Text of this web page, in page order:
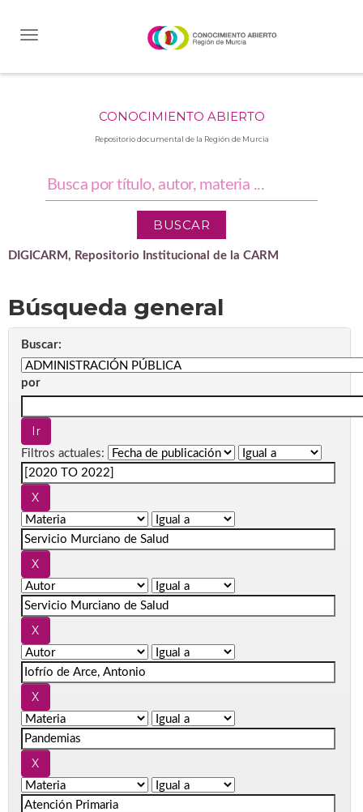
CONOCIMIENTO ABIERTO
Repositorio documental de la Región de Murcia
DIGICARM, Repositorio Institucional de la CARM
Búsqueda general
Buscar:
por
Filtros actuales: